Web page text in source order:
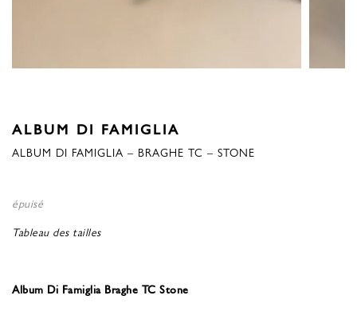
ALBUM DI FAMIGLIA
ALBUM DI FAMIGLIA – BRAGHE TC – STONE
épuisé
Tableau des tailles
Album Di Famiglia Braghe TC Stone